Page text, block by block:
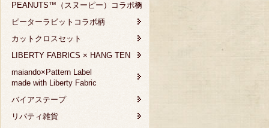
PEANUTS™（スヌーピー）コラボ柄
ピーターラビットコラボ柄
カットクロスセット
LIBERTY FABRICS × HANG TEN
maiando×Pattern Label
made with Liberty Fabric
バイアステープ
リバティ雑貨